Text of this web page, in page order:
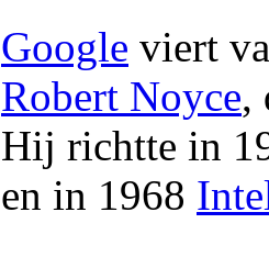
Google viert
Robert Noyce,
Hij richtte in
en in 1968